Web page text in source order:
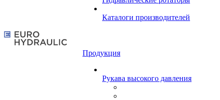
Каталоги производителей
Продукция
Рукава высокого давления